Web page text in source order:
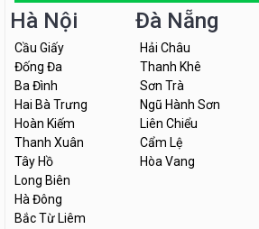
Hà Nội
Cầu Giấy
Đống Đa
Ba Đình
Hai Bà Trưng
Hoàn Kiếm
Thanh Xuân
Tây Hồ
Long Biên
Hà Đông
Bắc Từ Liêm
Đà Nẵng
Hải Châu
Thanh Khê
Sơn Trà
Ngũ Hành Sơn
Liên Chiểu
Cẩm Lệ
Hòa Vang